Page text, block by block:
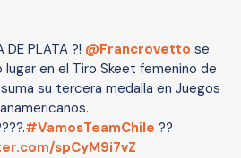
DE PLATA ?! @Francrovetto se
en el Tiro Skeet femenino de
su tercera medalla en Juegos
#VamosTeamChile ??
spCyM9i7vZ